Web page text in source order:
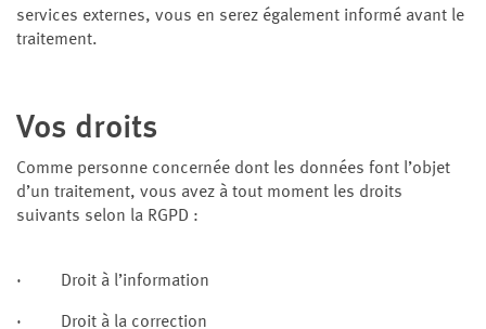
services externes, vous en serez également informé avant le
traitement.
Vos droits
Comme personne concernée dont les données font l’objet
d’un traitement, vous avez à tout moment les droits
suivants selon la RGPD :
· Droit à l’information
· Droit à la correction